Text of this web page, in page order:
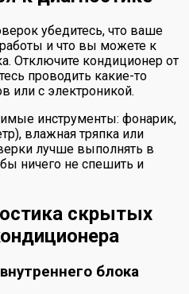
убедитесь, что ваше
и что вы можете к
Отключите кондиционер от
проводить какие-то
или с электроникой.
инструменты: фонарик,
влажная тряпка или
лучше выполнять в
ничего не спешить и
скрытых
блока